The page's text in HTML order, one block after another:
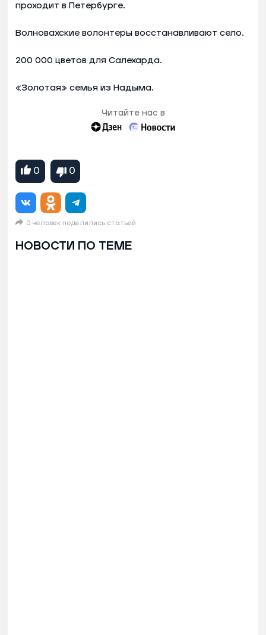
проходит в Петербурге.
Волновахские волонтеры восстанавливают село.
200 000 цветов для Салехарда.
«Золотая» семья из Надыма.
Читайте нас в
0 0
0 человек поделились статьей
НОВОСТИ ПО ТЕМЕ